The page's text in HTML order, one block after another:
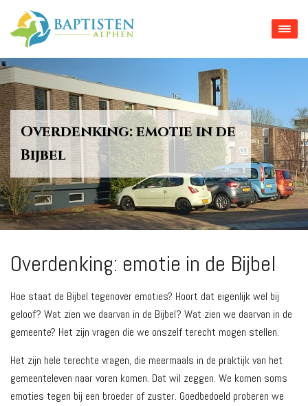
Overdenking: emotie in de
Bijbel
Overdenking: emotie in de Bijbel
Hoe staat de Bijbel tegenover emoties? Hoort dat eigenlijk wel bij
geloof? Wat zien we daarvan in de Bijbel? Wat zien we daarvan in de
gemeente? Het zijn vragen die we onszelf terecht mogen stellen.
Het zijn hele terechte vragen, die meermaals in de praktijk van het
gemeenteleven naar voren komen. Dat wil zeggen. We komen soms
emoties tegen bij een broeder of zuster. Goedbedoeld proberen we